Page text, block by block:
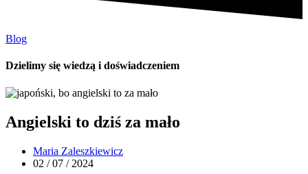
Blog
Dzielimy się wiedzą i doświadczeniem
Angielski to dziś za mało
Maria Zaleszkiewicz
02 / 07 / 2024